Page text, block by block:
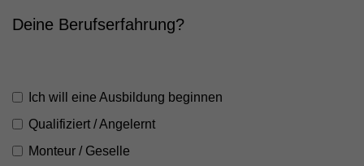
Deine Berufserfahrung?
Ich will eine Ausbildung beginnen
Qualifiziert / Angelernt
Monteur / Geselle